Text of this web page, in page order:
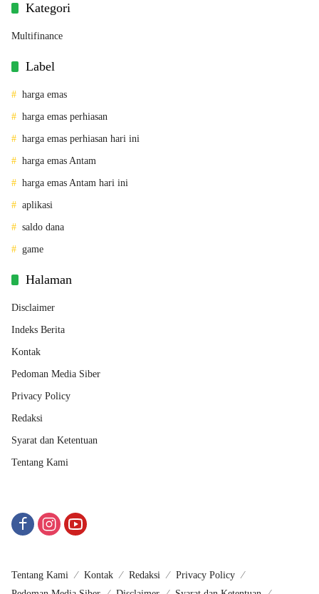
Kategori
Multifinance
Label
harga emas
harga emas perhiasan
harga emas perhiasan hari ini
harga emas Antam
harga emas Antam hari ini
aplikasi
saldo dana
game
Halaman
Disclaimer
Indeks Berita
Kontak
Pedoman Media Siber
Privacy Policy
Redaksi
Syarat dan Ketentuan
Tentang Kami
Tentang Kami Kontak Redaksi
Privacy Policy